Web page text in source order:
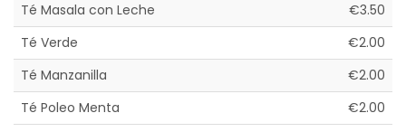
Té Masala con Leche
€3.50
Té Verde
€2.00
Té Manzanilla
€2.00
Té Poleo Menta
€2.00